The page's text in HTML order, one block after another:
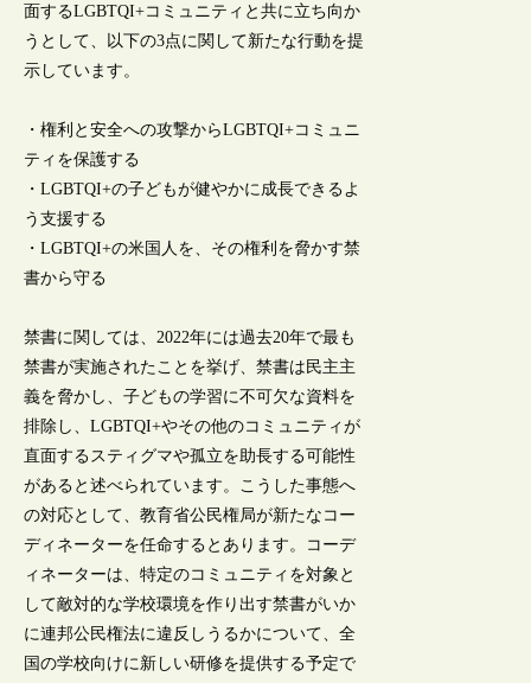
面するLGBTQI+コミュニティと共に立ち向か
うとして、以下の3点に関して新たな行動を提
示しています。
・権利と安全への攻撃からLGBTQI+コミュニ
ティを保護する
・LGBTQI+の子どもが健やかに成長できるよ
う支援する
・LGBTQI+の米国人を、その権利を脅かす禁
書から守る
禁書に関しては、2022年には過去20年で最も
禁書が実施されたことを挙げ、禁書は民主主
義を脅かし、子どもの学習に不可欠な資料を
排除し、LGBTQI+やその他のコミュニティが
直面するスティグマや孤立を助長する可能性
があると述べられています。こうした事態へ
の対応として、教育省公民権局が新たなコー
ディネーターを任命するとあります。コーデ
ィネーターは、特定のコミュニティを対象と
して敵対的な学校環境を作り出す禁書がいか
に連邦公民権法に違反しうるかについて、全
国の学校向けに新しい研修を提供する予定で